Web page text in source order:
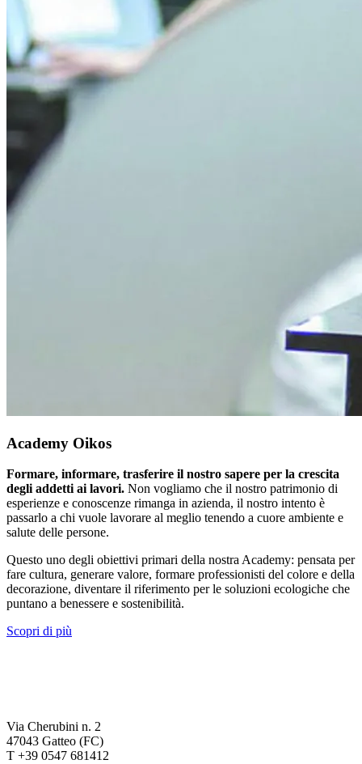
Academy Oikos
Formare, informare, trasferire il nostro sapere per la crescita
degli addetti ai lavori. Non vogliamo che il nostro patrimonio di
esperienze e conoscenze rimanga in azienda, il nostro intento è
passarlo a chi vuole lavorare al meglio tenendo a cuore ambiente e
salute delle persone.
Questo uno degli obiettivi primari della nostra Academy: pensata per
fare cultura, generare valore, formare professionisti del colore e della
decorazione, diventare il riferimento per le soluzioni ecologiche che
puntano a benessere e sostenibilità.
Scopri di più
Via Cherubini n. 2
47043 Gatteo (FC)
T +39 0547 681412